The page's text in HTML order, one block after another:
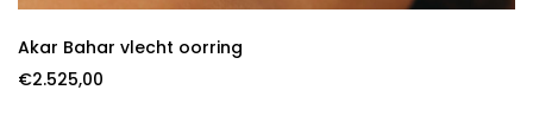
Akar Bahar vlecht oorring
€2.525,00